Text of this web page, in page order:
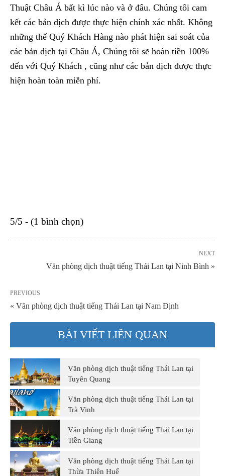
Thuật Châu Á bất kì lúc nào và ở đâu. Chúng tôi cam
kết các bản dịch được thực hiện chính xác nhất. Không
những thế Quý Khách Hàng nào phát hiện sai soát của
các bản dịch tại Châu Á, Chúng tôi sẽ hoàn tiền 100%
đến với Quý Khách , cũng như các bản dịch được thực
hiện hoàn toàn miễn phí.
5/5 - (1 bình chọn)
NEXT
Văn phòng dịch thuật tiếng Thái Lan tại Ninh Bình »
PREVIOUS
« Văn phòng dịch thuật tiếng Thái Lan tại Nam Định
BÀI VIẾT LIÊN QUAN
Văn phòng dịch thuật tiếng Thái Lan tại
Tuyên Quang
Văn phòng dịch thuật tiếng Thái Lan tại
Trà Vinh
Văn phòng dịch thuật tiếng Thái Lan tại
Tiền Giang
Văn phòng dịch thuật tiếng Thái Lan tại
Thừa Thiên Huế